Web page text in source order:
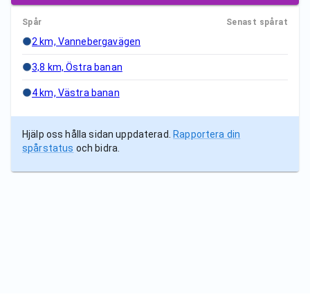
Spår Senast spårat
2 km, Vannebergavägen
3,8 km, Östra banan
4 km, Västra banan
Hjälp oss hålla sidan uppdaterad.
Rapportera din
spårstatus och bidra.